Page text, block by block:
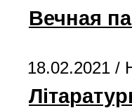
Вечная
18.02.2021 /